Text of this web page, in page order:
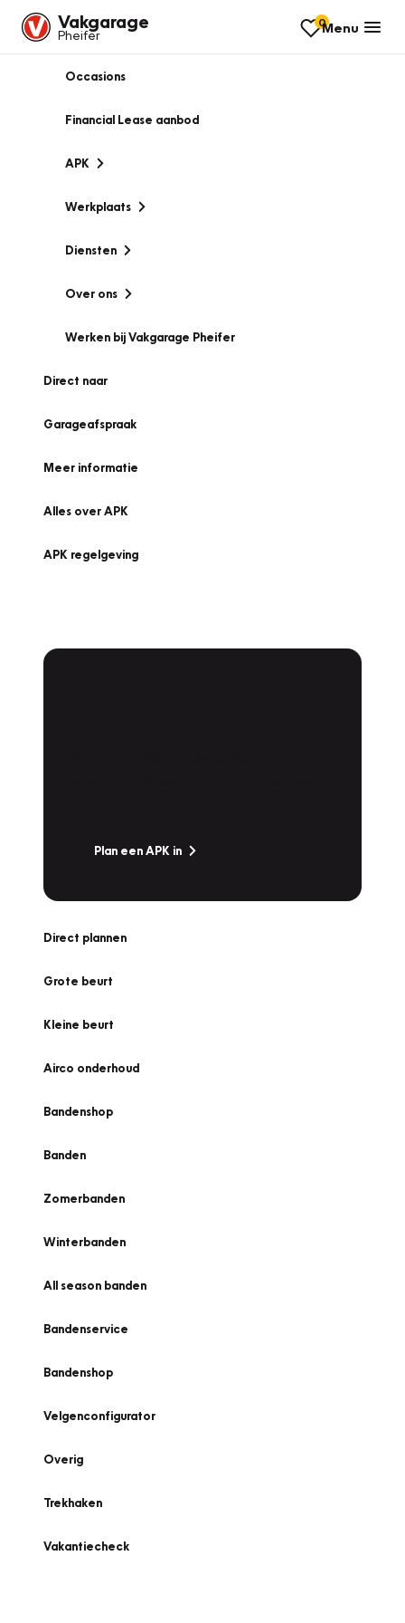
Vakgarage
Pheifer
0Menu
Occasions
Financial Lease aanbod
APK
Werkplaats
Diensten
Over ons
Werken bij Vakgarage Pheifer
Direct naar
Garageafspraak
Meer informatie
Alles over APK
APK regelgeving
Plan een APK in
Direct plannen
Grote beurt
Kleine beurt
Airco onderhoud
Bandenshop
Banden
Zomerbanden
Winterbanden
All season banden
Bandenservice
Bandenshop
Velgenconfigurator
Overig
Trekhaken
Vakantiecheck